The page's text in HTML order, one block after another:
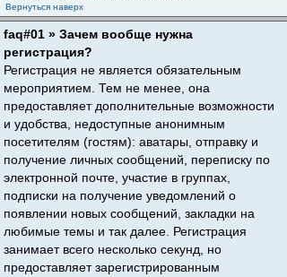
Вернуться наверх
faq#01 » Зачем вообще нужна
регистрация?
Регистрация не является обязательным
мероприятием. Тем не менее, она
предоставляет дополнительные возможности
и удобства, недоступные анонимным
посетителям (гостям): аватары, отправку и
получение личных сообщений, переписку по
электронной почте, участие в группах,
подписки на получение уведомлений о
появлении новых сообщений, закладки на
любимые темы и так далее. Регистрация
занимает всего несколько секунд, но
предоставляет зарегистрированным